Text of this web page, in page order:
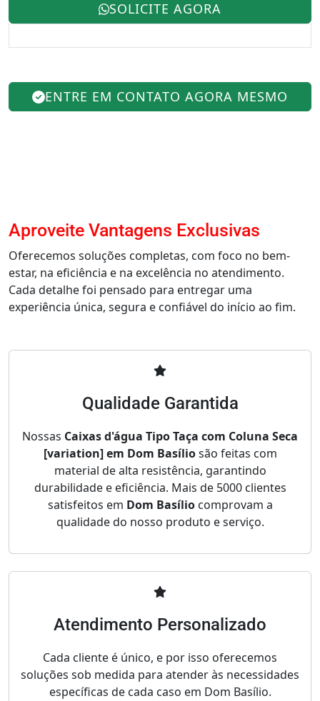
SOLICITE AGORA
ENTRE EM CONTATO AGORA MESMO
Aproveite Vantagens Exclusivas
Oferecemos soluções completas, com foco no bem-
estar, na eficiência e na excelência no atendimento.
Cada detalhe foi pensado para entregar uma
experiência única, segura e confiável do início ao fim.
Qualidade Garantida
Nossas Caixas d'água Tipo Taça com Coluna Seca
[variation] em Dom Basíliosão feitas com
material de alta resistência, garantindo
durabilidade e eficiência. Mais de 5000 clientes
satisfeitos em Dom Basíliocomprovam a
qualidade do nosso produto e serviço.
Atendimento Personalizado
Cada cliente é único, e por isso oferecemos
soluções sob medida para atender às necessidades
específicas de cada caso em Dom Basílio.